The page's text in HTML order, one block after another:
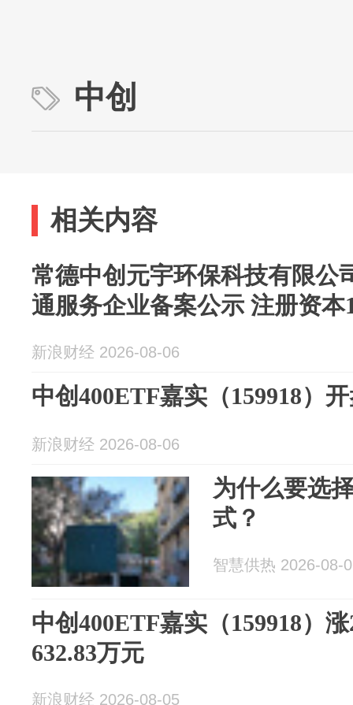
中创
相关内容
常德中创元宇环保科技有限公
通服务企业备案公示 注册资本
新浪财经 2026-08-06
中创400ETF嘉实（159918）
新浪财经 2026-08-06
为什么要选
式？
智慧供热 2026-08-
中创400ETF嘉实（159918）
632.83万元
新浪财经 2026-08-05